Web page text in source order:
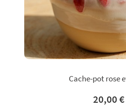
Cache-pot rose
20,00 €